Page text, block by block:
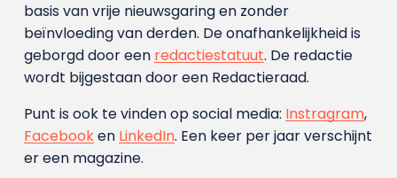
basis van vrije nieuwsgaring en zonder
beïnvloeding van derden. De onafhankelijkheid is
geborgd door een redactiestatuut. De redactie
wordt bijgestaan door een Redactieraad.
Punt is ook te vinden op social media: Instragram,
Facebooken LinkedIn. Een keer per jaar verschijnt
er een magazine.